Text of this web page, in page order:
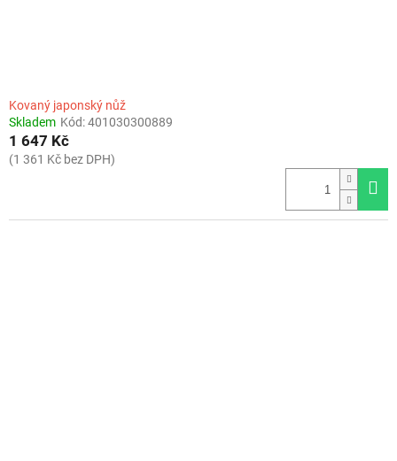
Kovaný japonský nůž
Skladem Kód:401030300889
1 647 Kč
(1 361 Kč bez DPH)